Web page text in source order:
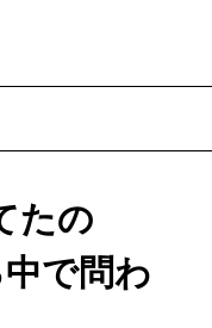
たの
で問わ